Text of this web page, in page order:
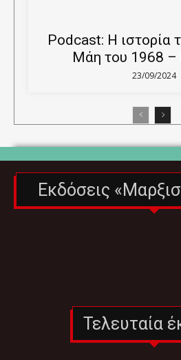
Podcast: Η ιστορία
Μάη του 1968
23/09/2024
Εκδόσεις
Τελευταία